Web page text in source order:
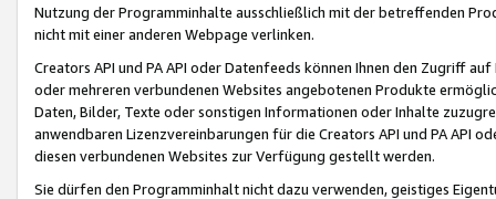
Nutzung der Programminhalte ausschließlich mit der betreffenden
nicht mit einer anderen Webpage verlinken.
Creators API und PA API oder Datenfeeds können Ihnen den Zugriff
oder mehreren verbundenen Websites angebotenen Produkte
Daten, Bilder, Texte oder sonstigen Informationen oder Inhalte
anwendbaren Lizenzvereinbarungen für die Creators API und PA API
diesen verbundenen Websites zur Verfügung gestellt werden.
Sie dürfen den Programminhalt nicht dazu verwenden, geistiges